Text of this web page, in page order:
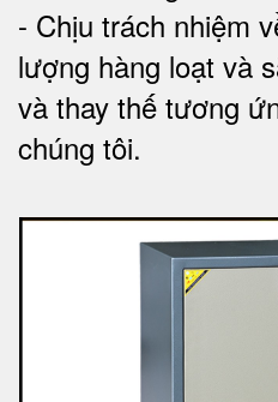
- Chịu trách nhiệm
lượng hàng loạt và
và thay thế tương
chúng tôi.